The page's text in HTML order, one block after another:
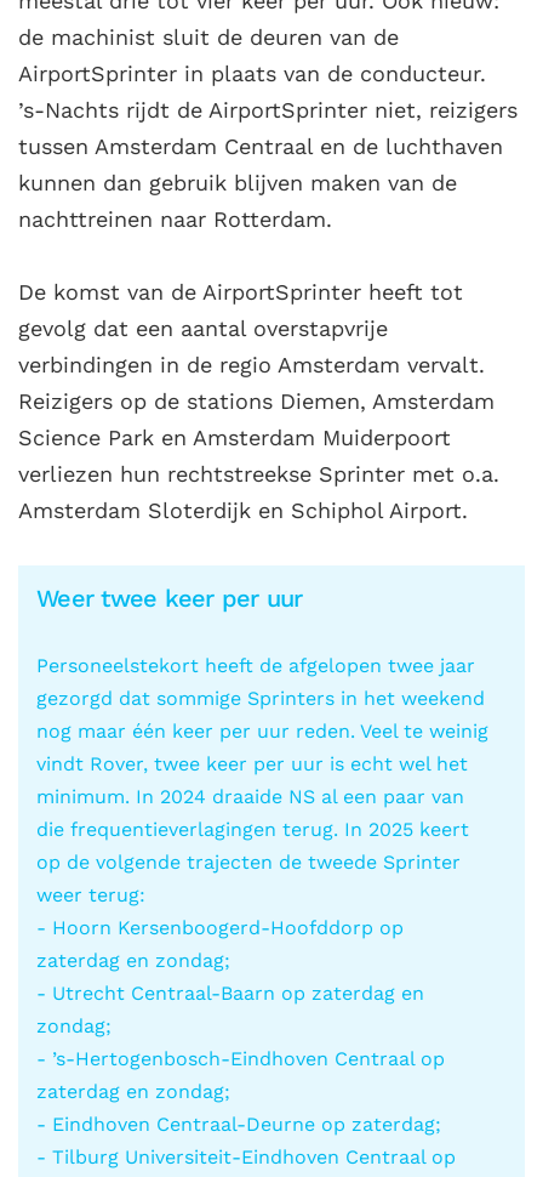
de machinist sluit de deuren van de
AirportSprinter in plaats van de conducteur.
’s-Nachts rijdt de AirportSprinter niet, reizigers
tussen Amsterdam Centraal en de luchthaven
kunnen dan gebruik blijven maken van de
nachttreinen naar Rotterdam.
De komst van de AirportSprinter heeft tot
gevolg dat een aantal overstapvrije
verbindingen in de regio Amsterdam vervalt.
Reizigers op de stations Diemen, Amsterdam
Science Park en Amsterdam Muiderpoort
verliezen hun rechtstreekse Sprinter met o.a.
Amsterdam Sloterdijk en Schiphol Airport.
Weer twee keer per uur
Personeelstekort heeft de afgelopen twee jaar
gezorgd dat sommige Sprinters in het weekend
nog maar één keer per uur reden. Veel te weinig
vindt Rover, twee keer per uur is echt wel het
minimum. In 2024 draaide NS al een paar van
die frequentieverlagingen terug. In 2025 keert
op de volgende trajecten de tweede Sprinter
weer terug:
- Hoorn Kersenboogerd-Hoofddorp op
zaterdag en zondag;
- Utrecht Centraal-Baarn op zaterdag en
zondag;
- ’s-Hertogenbosch-Eindhoven Centraal op
zaterdag en zondag;
- Eindhoven Centraal-Deurne op zaterdag;
- Tilburg Universiteit-Eindhoven Centraal op